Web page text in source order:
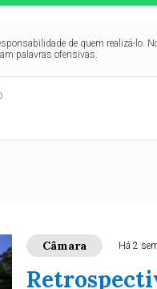
de quem realizá-lo.
palavras ofensivas.
Câmara Há 2